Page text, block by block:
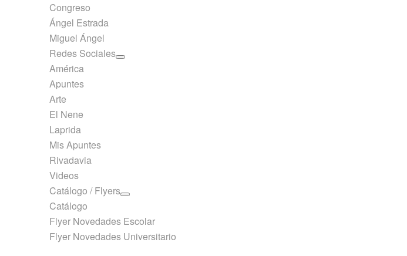
Congreso
Ángel Estrada
Miguel Ángel
Redes Sociales
América
Apuntes
Arte
El Nene
Laprida
Mis Apuntes
Rivadavia
Videos
Catálogo / Flyers
Catálogo
Flyer Novedades Escolar
Flyer Novedades Universitario